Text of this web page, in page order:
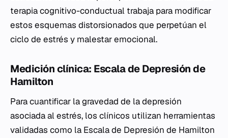
terapia cognitivo-conductual trabaja para modificar
estos esquemas distorsionados que perpetúan el
ciclo de estrés y malestar emocional.
Medición clínica: Escala de Depresión de
Hamilton
Para cuantificar la gravedad de la depresión
asociada al estrés, los clínicos utilizan herramientas
validadas como la Escala de Depresión de Hamilton